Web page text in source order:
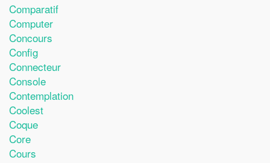
Comparatif
Computer
Concours
Config
Connecteur
Console
Contemplation
Coolest
Coque
Core
Cours